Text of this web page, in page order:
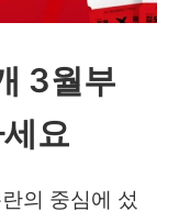
3월부
요
의 중심에 섰